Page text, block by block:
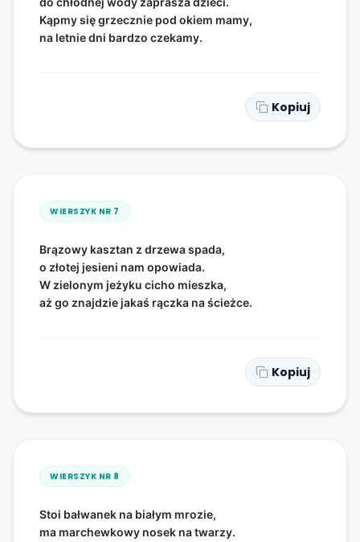
Kąpmy się grzecznie pod okiem mamy,
na letnie dni bardzo czekamy.
Kopiuj
WIERSZYK NR 7
Brązowy kasztan z drzewa spada,
o złotej jesieni nam opowiada.
W zielonym jeżyku cicho mieszka,
aż go znajdzie jakaś rączka na ścieżce.
Kopiuj
WIERSZYK NR 8
Stoi bałwanek na białym mrozie,
ma marchewkowy nosek na twarzy.